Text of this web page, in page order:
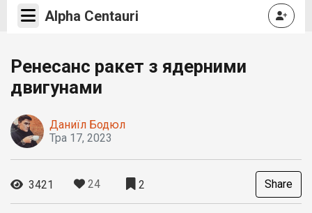
Alpha Centauri
Ренесанс ракет з ядерними
двигунами
Даниїл Бодюл
Тра 17, 2023
3421 24 2 Share